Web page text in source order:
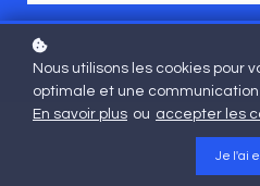
Nous utilisons les cookies pour
optimale et une
En savoir plus ou accepter les
Je l'ai